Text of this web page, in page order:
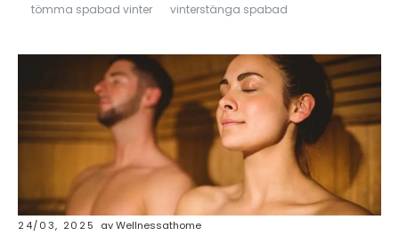
tömma spabad vinter
vinterstänga spabad
24/03, 2025 av Wellnessathome